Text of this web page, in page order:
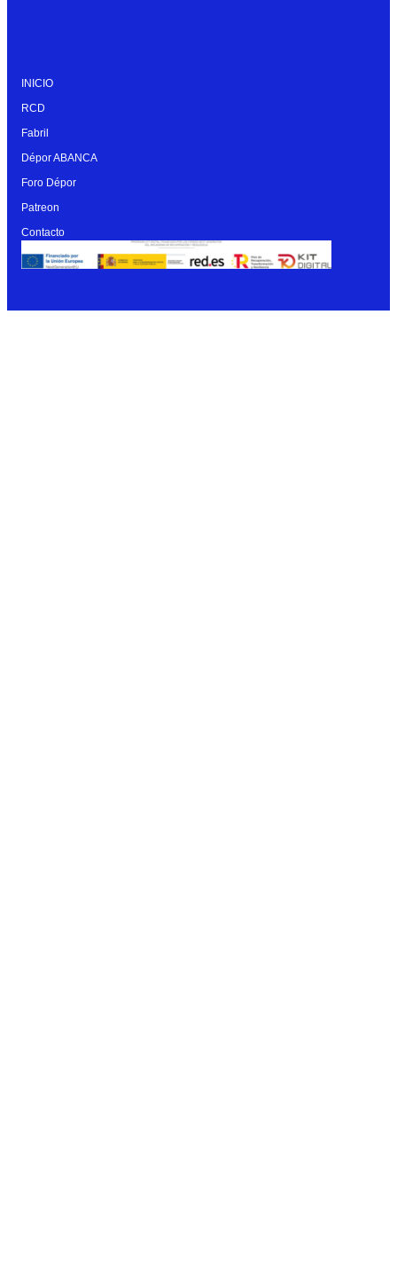
INICIO
RCD
Fabril
Dépor ABANCA
Foro Dépor
Patreon
Contacto